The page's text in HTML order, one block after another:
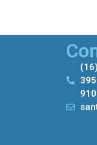
(16)